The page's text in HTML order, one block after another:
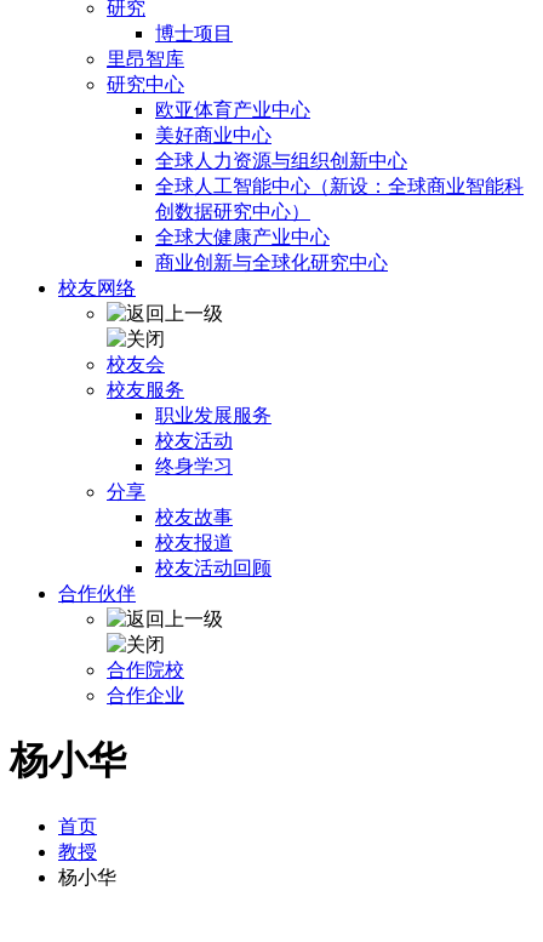
研究
博士项目
里昂智库
研究中心
欧亚体育产业中心
美好商业中心
全球人力资源与组织创新中心
全球人工智能中心（新设：全球商业智能科
创数据研究中心）
全球大健康产业中心
商业创新与全球化研究中心
校友网络
校友会
校友服务
职业发展服务
校友活动
终身学习
分享
校友故事
校友报道
校友活动回顾
合作伙伴
合作院校
合作企业
杨小华
首页
教授
杨小华